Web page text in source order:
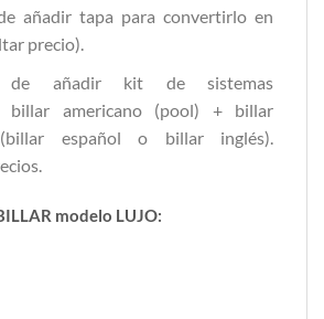
añadir tapa para convertirlo en
precio).
de añadir kit de sistemas
billar americano (pool) + billar
español o billar inglés).
modelo LUJO: